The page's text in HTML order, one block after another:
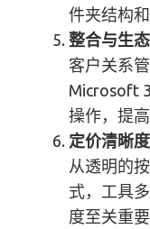
件夹结构
整合与生
客户关系
Microsoft
操作，提
定价清晰
从透明的
式，工具
度至关重